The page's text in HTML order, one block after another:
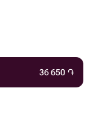
36 650 ֏